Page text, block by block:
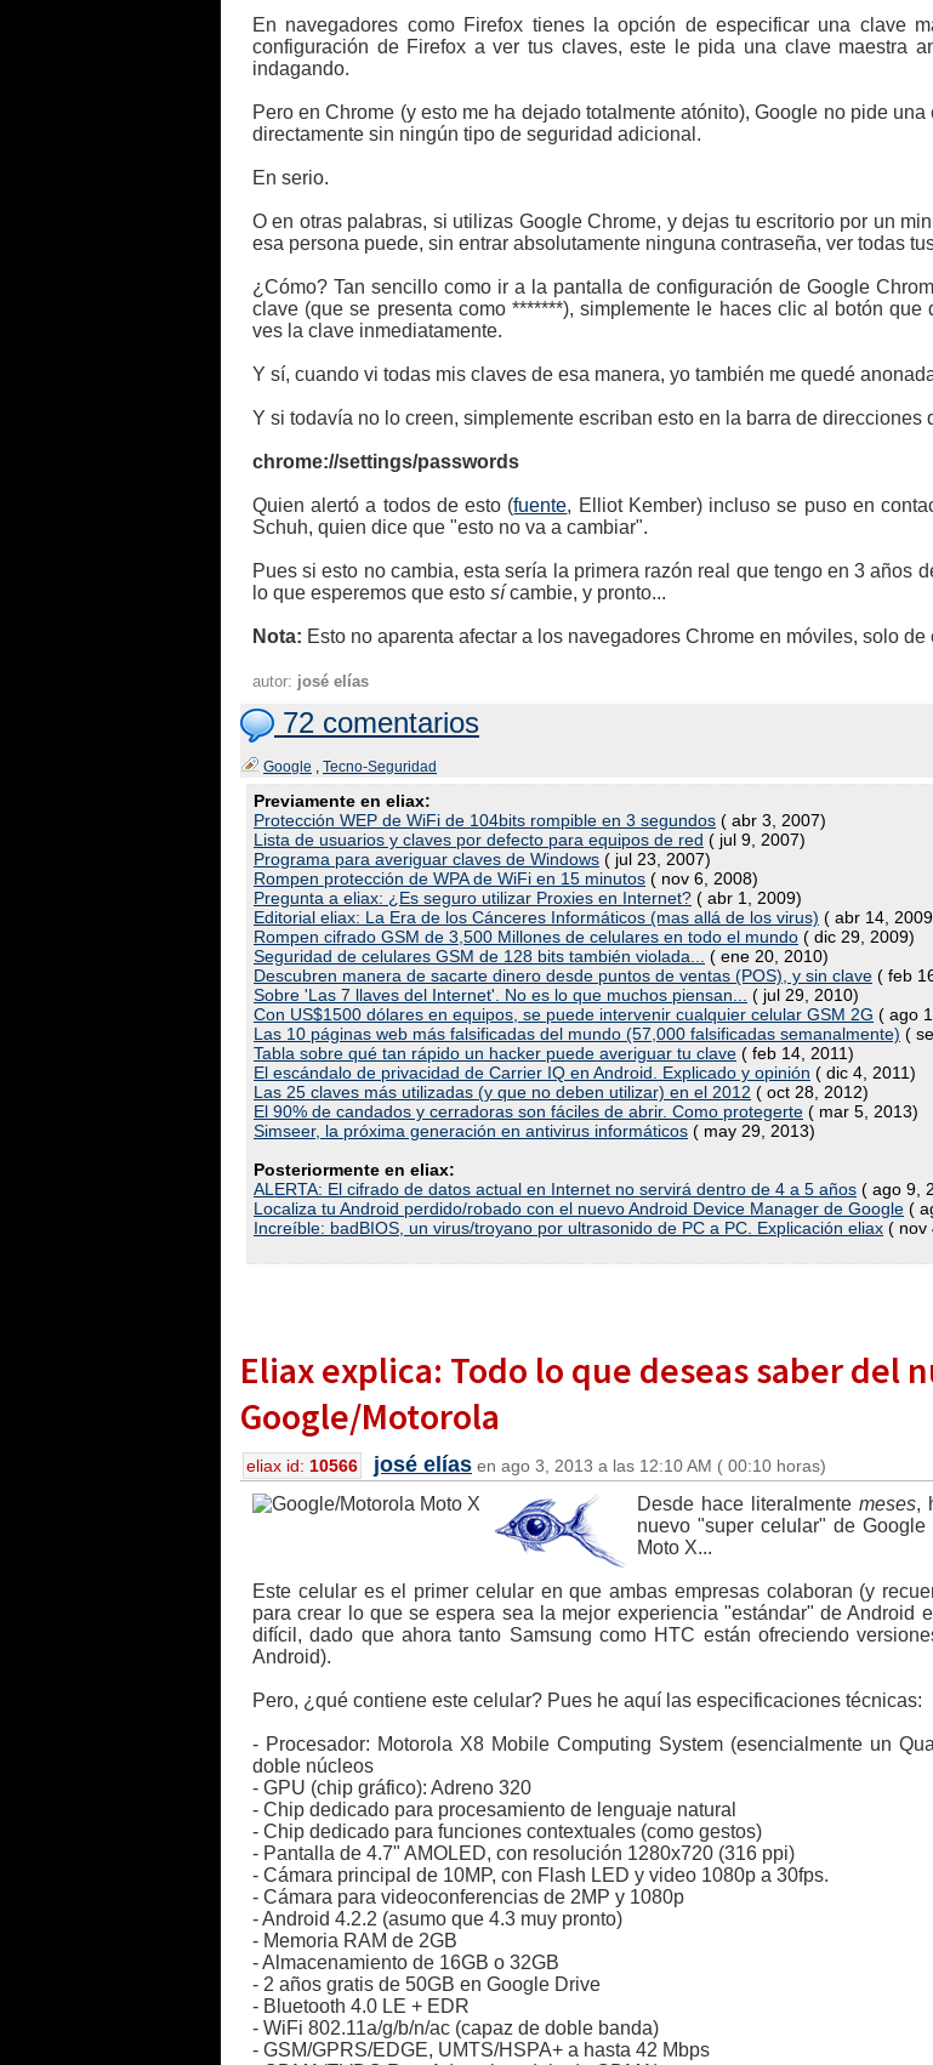
En navegadores como Firefox tienes la opción de especificar una clave
configuración de Firefox a ver tus claves, este le pida una clave maestra
indagando.
Pero en Chrome (y esto me ha dejado totalmente atónito), Google no pide
directamente sin ningún tipo de seguridad adicional.
En serio.
O en otras palabras, si utilizas Google Chrome, y dejas tu escritorio por un
esa persona puede, sin entrar absolutamente ninguna contraseña, ver todas
¿Cómo? Tan sencillo como ir a la pantalla de configuración de Google
clave (que se presenta como *******), simplemente le haces clic al botón
ves la clave inmediatamente.
Y sí, cuando vi todas mis claves de esa manera, yo también me quedé
Y si todavía no lo creen, simplemente escriban esto en la barra de
chrome://settings/passwords
Quien alertó a todos de esto (fuente, Elliot Kember) incluso se puso en
Schuh, quien dice que "esto no va a cambiar".
Pues si esto no cambia, esta sería la primera razón real que tengo en 3 años
lo que esperemos que esto sícambie, y pronto...
Nota: Esto no aparenta afectar a los navegadores Chrome en móviles, solo
autor: josé elías
72 comentarios
Google , Tecno-Seguridad
Previamente en eliax:
Protección WEP de WiFi de 104bits rompible en 3 segundos ( abr 3, 2007)
Lista de usuarios y claves por defecto para equipos de red ( jul 9, 2007)
Programa para averiguar claves de Windows ( jul 23, 2007)
Rompen protección de WPA de WiFi en 15 minutos ( nov 6, 2008)
Pregunta a eliax: ¿Es seguro utilizar Proxies en Internet? ( abr 1, 2009)
Editorial eliax: La Era de los Cánceres Informáticos (mas allá de los virus) ( abr 14,
Rompen cifrado GSM de 3,500 Millones de celulares en todo el mundo ( dic 29, 2009)
Seguridad de celulares GSM de 128 bits también violada...
( ene 20, 2010)
Descubren manera de sacarte dinero desde puntos de ventas (POS), y sin clave ( feb
Sobre 'Las 7 llaves del Internet'. No es lo que muchos piensan...
( jul 29, 2010)
Con US$1500 dólares en equipos, se puede intervenir cualquier celular GSM 2G ( ago
Las 10 páginas web más falsificadas del mundo (57,000 falsificadas semanalmente) (
Tabla sobre qué tan rápido un hacker puede averiguar tu clave ( feb 14, 2011)
El escándalo de privacidad de Carrier IQ en Android. Explicado y opinión ( dic 4, 2011)
Las 25 claves más utilizadas (y que no deben utilizar) en el 2012 ( oct 28, 2012)
El 90% de candados y cerradoras son fáciles de abrir. Como protegerte ( mar 5, 2013)
Simseer, la próxima generación en antivirus informáticos ( may 29, 2013)
Posteriormente en eliax:
ALERTA: El cifrado de datos actual en Internet no servirá dentro de 4 a 5 años ( ago 9,
Localiza tu Android perdido/robado con el nuevo Android Device Manager de Google (
Increíble: badBIOS, un virus/troyano por ultrasonido de PC a PC. Explicación eliax ( nov
Eliax explica: Todo lo que deseas saber del
Google/Motorola
eliax id: 10566 josé elías en ago 3, 2013 a las 12:10 AM ( 00:10 horas)
Desde hace literalmente meses,
nuevo "super celular" de
Moto X...
Este celular es el primer celular en que ambas empresas colaboran (y
para crear lo que se espera sea la mejor experiencia "estándar" de Android
difícil, dado que ahora tanto Samsung como HTC están ofreciendo
Android).
Pero, ¿qué contiene este celular? Pues he aquí las especificaciones técnicas:
- Procesador: Motorola X8 Mobile Computing System (esencialmente un
doble núcleos
- GPU (chip gráfico): Adreno 320
- Chip dedicado para procesamiento de lenguaje natural
- Chip dedicado para funciones contextuales (como gestos)
- Pantalla de 4.7" AMOLED, con resolución 1280x720 (316 ppi)
- Cámara principal de 10MP, con Flash LED y video 1080p a 30fps.
- Cámara para videoconferencias de 2MP y 1080p
- Android 4.2.2 (asumo que 4.3 muy pronto)
- Memoria RAM de 2GB
- Almacenamiento de 16GB o 32GB
- 2 años gratis de 50GB en Google Drive
- Bluetooth 4.0 LE + EDR
- WiFi 802.11a/g/b/n/ac (capaz de doble banda)
- GSM/GPRS/EDGE, UMTS/HSPA+ a hasta 42 Mbps